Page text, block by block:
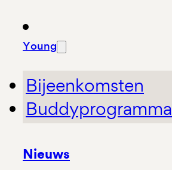
Young
Bijeenkomsten
Buddyprogramma
Nieuws